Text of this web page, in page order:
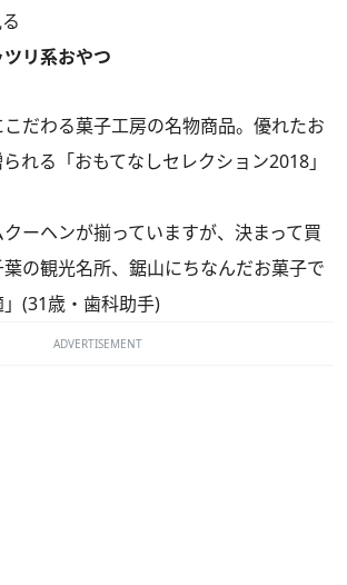
リ系おやつ
だわる菓子工房の名物商品。優れたお
れる「おもてなしセレクション2018」
クーヘンが揃っていますが、決まって買
の観光名所、鋸山にちなんだお菓子で
(31歳・歯科助手)
ADVERTISEMENT